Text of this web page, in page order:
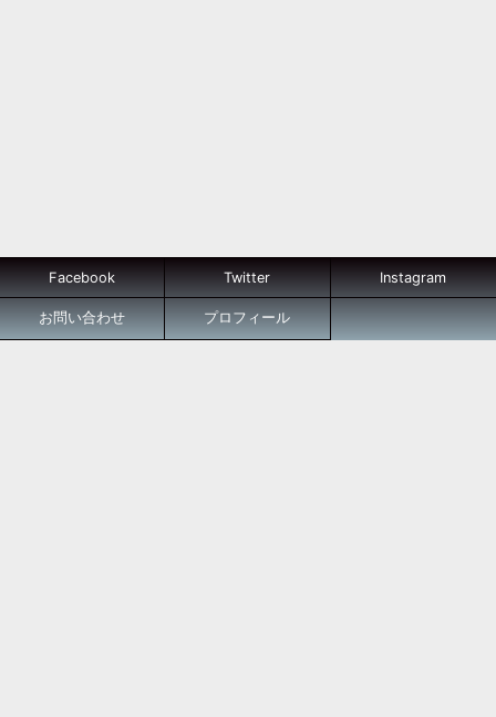
Facebook Twitter Instagram
お問い合わせ プロフィール